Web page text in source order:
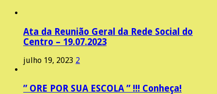
Ata da Reunião Geral da Rede Social do
Centro – 19.07.2023
julho 19, 2023 2
” ORE POR SUA ESCOLA ” !!! Conheça!